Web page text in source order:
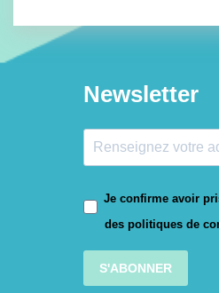
Newsletter
Je confirme avoir
des politiques de
S'ABONNER